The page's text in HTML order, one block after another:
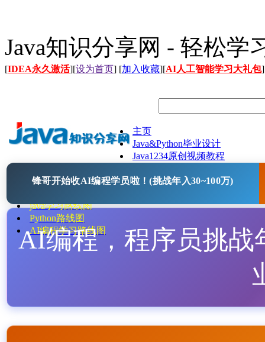
Java知识分享网 - 轻松学
[IDEA永久激活][设为首页] [加入收藏][AI人工智能学习大礼包]
主页
Java&Python毕业设计
Java1234原创视频教程
Java开源项目
java学习路线图
Python路线图
AI编程学习路线图
锋哥开始收AI编程学员啦！(挑战年入30~100万)
AI编程，程序员挑战